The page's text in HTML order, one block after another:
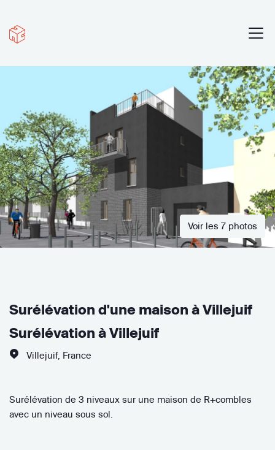
Voir les 7 photos
Surélévation d'une maison à Villejuif
Surélévation à Villejuif
Villejuif, France
Surélévation de 3 niveaux sur une maison de R+combles
avec un niveau sous sol.